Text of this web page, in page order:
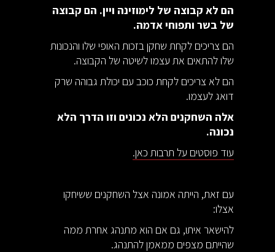
הם לא קבוצה של לימוזינה ויין. הם קבוצה
של בשר ותפוחי אדמה.
הם צריכים לקחת שחקן בזכות האופי שלו והנכונות
שלו להתאים את עצמו לשיטה של הקבוצה.
הם לא צריכים לקחת כוכב עם יכולת גבוהה שרק
דואג לעצמו.
אלה השחקנים הלא נכונים וזו הדרך הלא
נכונה.
עוד פוסטים על תרבות כאן.
עם זאת, הייתה אמונה אצל השחקנים ששיחקו
אצלו:
להישאר איתו, גם אם הוא מתנהג אחרת ממה
שהייתם מצפים ממאמן להתנהג.